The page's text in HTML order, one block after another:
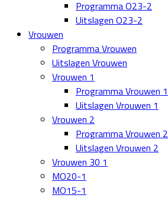
Programma O23-2
Uitslagen O23-2
Vrouwen
Programma Vrouwen
Uitslagen Vrouwen
Vrouwen 1
Programma Vrouwen 1
Uitslagen Vrouwen 1
Vrouwen 2
Programma Vrouwen 2
Uitslagen Vrouwen 2
Vrouwen 30 1
MO20-1
MO15-1